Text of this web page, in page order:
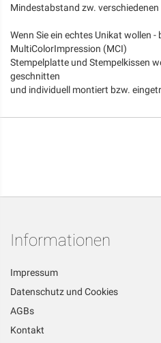
Mindestabstand zw. verschiedenen
Wenn Sie ein echtes Unikat wollen -
MultiColorImpression (MCI)
Stempelplatte und Stempelkissen
geschnitten
und individuell montiert bzw.
Informationen
Impressum
Datenschutz und Cookies
AGBs
Kontakt